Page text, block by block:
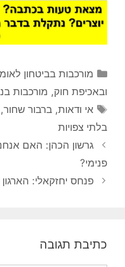
קטגוריות
מורכבות בביטחון
ובאכיפת חוק, מורכבות
תגיות
אי ודאות,ברבור שחור,
בלתי צפויות
גרשון הכהן: האם
פנימי?
פנחס יחזקאלי:
כתיבת תגובה